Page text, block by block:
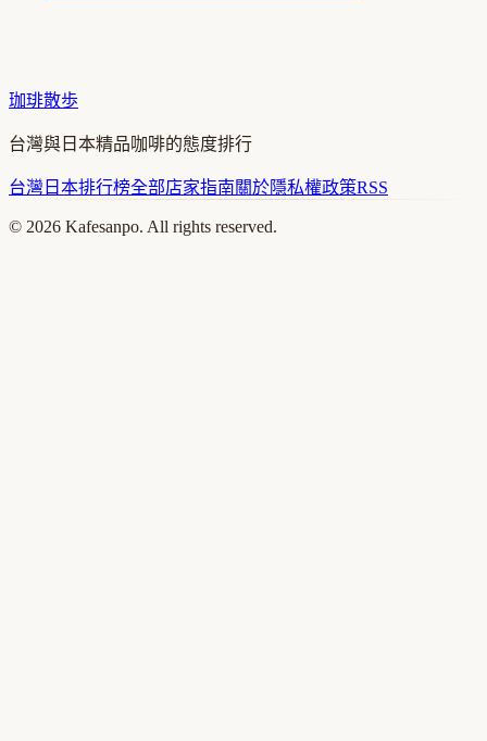
珈琲散歩
台灣與日本精品咖啡的態度排行
台灣 日本排行榜全部店家指南關於隱私權政策RSS
© 2026 Kafesanpo. All rights reserved.